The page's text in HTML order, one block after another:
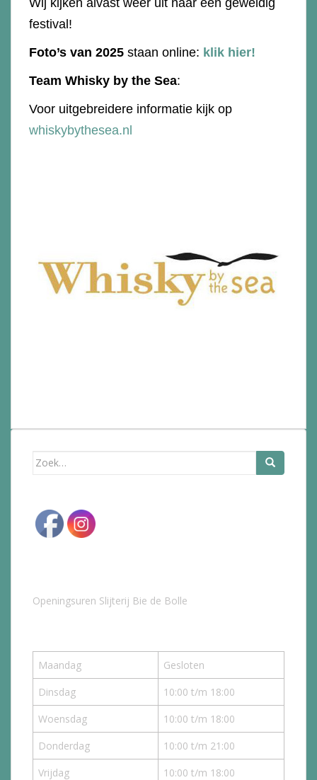
festival!
Foto’s van 2025 staan online: klik hier!
Team Whisky by the Sea:
Voor uitgebreidere informatie kijk op
whiskybythesea.nl
Zoek
Openingsuren Slijterij Bie de Bolle
Maandag
Gesloten
Dinsdag
10:00 t/m 18:00
Woensdag
10:00 t/m 18:00
Donderdag
10:00 t/m 21:00
Vrijdag
10:00 t/m 18:00